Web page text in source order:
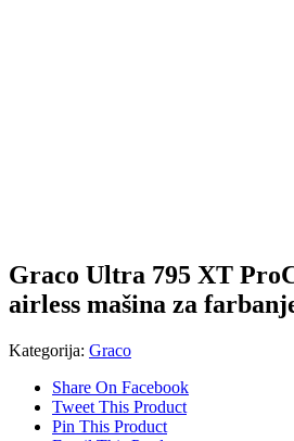
Graco Ultra 795 XT
airless mašina za
Kategorija: Graco
Share On Facebook
Tweet This Product
Pin This Product